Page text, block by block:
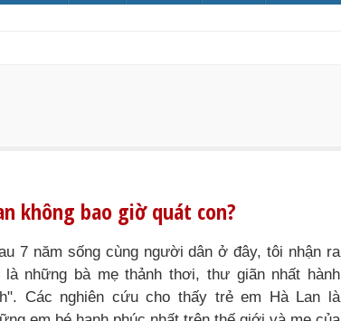
không bao giờ quát con?
7 năm sống cùng người dân ở đây, tôi nhận ra
là những bà mẹ thảnh thơi, thư giãn nhất hành
Các nghiên cứu cho thấy trẻ em Hà Lan là